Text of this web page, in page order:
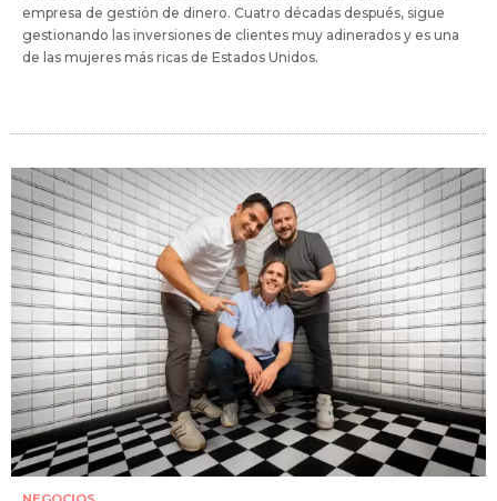
empresa de gestión de dinero. Cuatro décadas después, sigue
gestionando las inversiones de clientes muy adinerados y es una
de las mujeres más ricas de Estados Unidos.